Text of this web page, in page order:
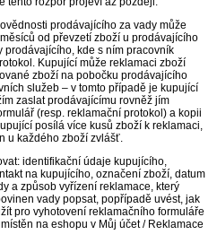
prodávajícího za vady může
od převzetí zboží u prodávajícího
kde s ním pracovník
Kupující může reklamaci zboží
zboží na pobočku prodávajícího
služeb – v tomto případě je kupující
zaslat prodávajícímu rovněž jím
(resp. reklamační protokol) a kopii
posílá více kusů zboží k reklamaci,
u každého zboží zvlášť.
identifikační údaje kupujícího,
na kupujícího, označení zboží, datum
a způsob vyřízení reklamace, který
vady popsat, popřípadě uvést, jak
pro vyhotovení reklamačního formuláře
na eshopu v Můj účet / Reklamace